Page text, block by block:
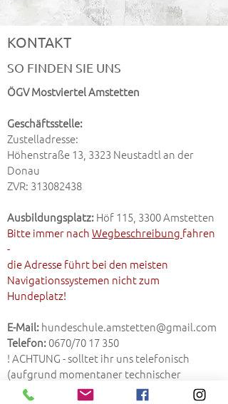
KONTAKT
SO FINDEN SIE UNS
ÖGV Mostviertel Amstetten
Geschäftsstelle:
Zustelladresse:
Höhenstraße 13, 3323 Neustadtl an der
Donau
ZVR: 313082438
Ausbildungsplatz:Höf 115, 3300 Amstetten
Bitte immer nachWegbeschreibung fahren
-
die Adresse führt bei den meisten
Navigationssystemen nicht zum
Hundeplatz!
E-Mail:hundeschule.amstetten@gmail.com
Telefon:0670/70 17 350
! ACHTUNG - solltet ihr uns telefonisch
(aufgrund momentaner technischer
Probleme) nicht erreichen bitte sendet uns